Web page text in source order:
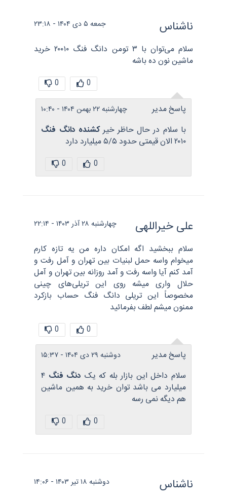
ناشناس جمعه ۵ دی ۱۴۰۴ - ۲۳:۱۸
سلام می‌توان با ۳ تومن دانگ فنگ ۲۰۰۱۰ خرید
ماشین نون ده باشه
0
0
پاسخ مدیر چهارشنبه ۲۲ بهمن ۱۴۰۴ - ۱۰:۴۰
با سلام در حال حاظر خیرکشنده دانگ فنگ
۲۰۱۰ الان قیمتی حدود ۵/۵ میلیارد دارد
0
0
علی خیراللهی چهارشنبه ۲۸ آذر ۱۴۰۳ - ۲۲:۱۴
سلام ببخشید اگه امکان داره من یه تازه کارم
میخوام واسه حمل لبنیات بین تهران و آمل رفت و
آمد کنم آیا واسه رفت و آمد روزانه بین تهران و آمل
حلال واری میشه روی این تریلی‌های چینی
مخصوصاً این تریلی دانگ فنگ حساب بازکرد
ممنون میشم لطف بفرمائید
0
0
پاسخ مدیر دوشنبه ۲۹ دی ۱۴۰۴ - ۱۵:۳۷
سلام داخل این بازار بله که یک دنگ فنگ ۴
میلیارد می باشد توان خرید به همین ماشین
هم دیگه نمی رسه
0
0
ناشناس دوشنبه ۱۸ تیر ۱۴۰۳ - ۱۴:۰۶